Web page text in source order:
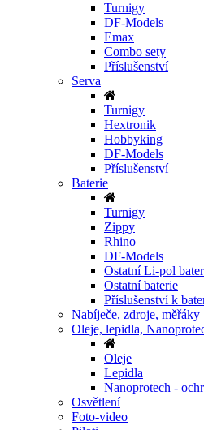
Turnigy
DF-Models
Emax
Combo sety
Příslušenství
Serva
Turnigy
Hextronik
Hobbyking
DF-Models
Příslušenství
Baterie
Turnigy
Zippy
Rhino
DF-Models
Ostatní Li-pol
Ostatní baterie
Příslušenství k
Nabíječe, zdroje, měřáky
Oleje, lepidla,
Oleje
Lepidla
Nanoprotech -
Osvětlení
Foto-video